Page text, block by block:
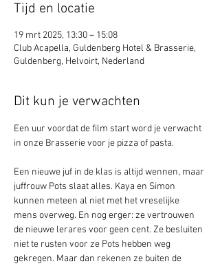
Tijd en locatie
19 mrt 2025, 13:30 – 15:08
Club Acapella, Guldenberg Hotel & Brasserie,
Guldenberg, Helvoirt, Nederland
Dit kun je verwachten
Een uur voordat de film start word je verwacht
in onze Brasserie voor je pizza of pasta.
Een nieuwe juf in de klas is altijd wennen, maar
juffrouw Pots slaat alles. Kaya en Simon
kunnen meteen al niet met het vreselijke
mens overweg. En nog erger: ze vertrouwen
de nieuwe lerares voor geen cent. Ze besluiten
niet te rusten voor ze Pots hebben weg
gekregen. Maar dan rekenen ze buiten de